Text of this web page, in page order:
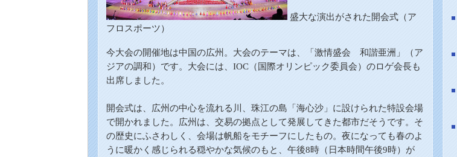
盛大な演出がされた開会式（ア
フロスポーツ）
今大会の開催地は中国の広州。大会のテーマは、「激情盛会 和諧亜洲」（ア
ジアの調和）です。大会には、 IOC（ 国際オリンピック委員会） のロゲ会長も
出席しました。
開会式は、広州の中心を流れる川、珠江の島「海心沙」に設けられた特設会場
で開かれました。広州は、交易の拠点として発展してきた都市だそうです。そ
の歴史にふさわしく、会場は帆船をモチーフにしたもの。夜になっても春のよ
うに暖かく感じられる穏やかな気候のもと、午後8時（日本時間午後9時）が